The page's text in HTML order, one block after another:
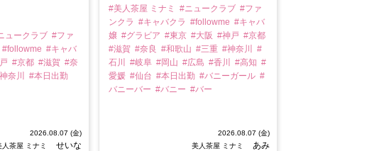
ュークラブ #ファ
#followme #キャバ
#京都 #滋賀 #奈
奈川 #本日出勤
2026.08.07 (金)
人茶屋 ミナミ
せいな
#美人茶屋 ミナミ #ニュークラブ #ファ
ンクラ #キャバクラ #followme #キャバ
嬢 #グラビア #東京 #大阪 #神戸 #京都
#滋賀 #奈良 #和歌山 #三重 #神奈川
#
石川
#岐阜 #岡山 #広島 #香川 #高知 #
愛媛 #仙台 #本日出勤 #バニーガール #
バニーバー #バニー #バー
2026.08.07 (金)
美人茶屋 ミナミ
あみ